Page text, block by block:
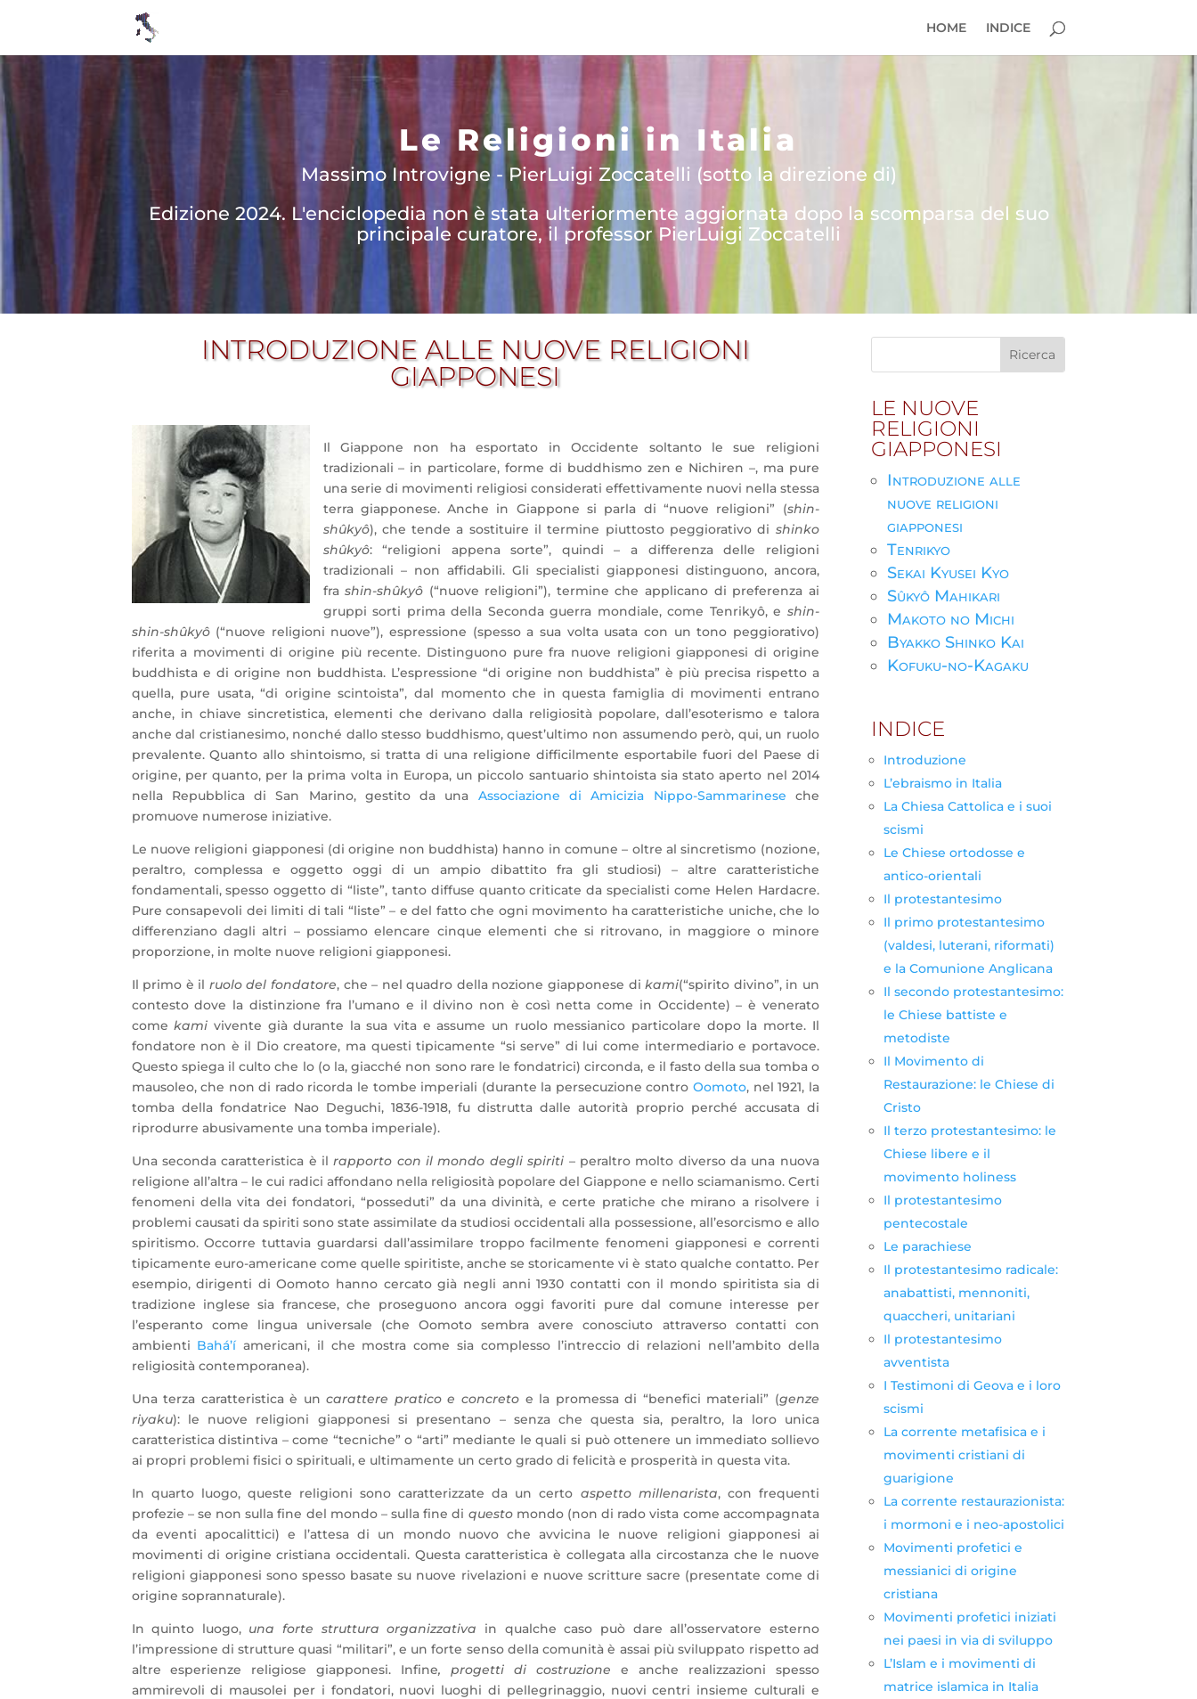
HOME INDICE
Le Religioni in Italia
Massimo Introvigne - PierLuigi Zoccatelli (sotto la direzione di)
Edizione 2024. L'enciclopedia non è stata ulteriormente aggiornata dopo la scomparsa del suo
principale curatore, il professor PierLuigi Zoccatelli
INTRODUZIONE ALLE NUOVE RELIGIONI
GIAPPONESI
Il Giappone non ha esportato in Occidente soltanto le sue religioni
tradizionali – in particolare, forme di buddhismo zen e Nichiren –, ma pure
una serie di movimenti religiosi considerati effettivamente nuovi nella stessa
terra giapponese. Anche in Giappone si parla di “nuove religioni” (shin-
shûkyô), che tende a sostituire il termine piuttosto peggiorativo di shinko
shûkyô: “religioni appena sorte”, quindi – a differenza delle religioni
tradizionali – non affidabili. Gli specialisti giapponesi distinguono, ancora,
frashin-shûkyô (“nuove religioni”), termine che applicano di preferenza ai
gruppisorti prima della Seconda guerra mondiale, come Tenrikyô, e shin-
shin-shûkyô(“nuove religioni nuove”), espressione (spesso a sua volta usata con un tono peggiorativo)
riferita a movimenti di origine più recente. Distinguono pure fra nuove religioni giapponesi di origine
buddhista e di origine non buddhista. L’espressione “di origine non buddhista” è più precisa rispetto a
quella, pure usata, “di origine scintoista”, dal momento che in questa famiglia di movimenti entrano
anche, in chiave sincretistica, elementi che derivano dalla religiosità popolare, dall’esoterismo e talora
anche dal cristianesimo, nonché dallo stesso buddhismo, quest’ultimo non assumendo però, qui, un ruolo
prevalente. Quanto allo shintoismo, si tratta di una religione difficilmente esportabile fuori del Paese di
origine, per quanto, per la prima volta in Europa, un piccolo santuario shintoista sia stato aperto nel 2014
nella Repubblica di San Marino, gestito da una Associazione di Amicizia Nippo-Sammarinese che
promuove numerose iniziative.
Le nuove religioni giapponesi (di origine non buddhista) hanno in comune – oltre al sincretismo (nozione,
peraltro, complessa e oggetto oggi di un ampio dibattito fra gli studiosi) – altre caratteristiche
fondamentali, spesso oggetto di “liste”, tanto diffuse quanto criticate da specialisti come Helen Hardacre.
Pure consapevoli dei limiti di tali “liste” – e del fatto che ogni movimento ha caratteristiche uniche, che lo
differenziano dagli altri – possiamo elencare cinque elementi che si ritrovano, in maggiore o minore
proporzione, in molte nuove religioni giapponesi.
Il primo è il ruolo del fondatore, che – nel quadro della nozione giapponese dikami(“spirito divino”, in un
contesto dove la distinzione fra l’umano e il divino non è così netta come in Occidente) – è venerato
comekami vivente già durante la sua vita e assume un ruolo messianico particolare dopo la morte. Il
fondatore non è il Dio creatore, ma questi tipicamente “si serve” di lui come intermediario e portavoce.
Questo spiega il culto che lo (o la, giacché non sono rare le fondatrici) circonda, e il fasto della sua tomba o
mausoleo, che non di rado ricorda le tombe imperiali (durante la persecuzione controOomoto, nel 1921, la
tomba della fondatrice Nao Deguchi, 1836-1918, fu distrutta dalle autorità proprio perché accusata di
riprodurre abusivamente una tomba imperiale).
Una seconda caratteristica è ilrapporto con il mondo degli spiriti – peraltro molto diverso da una nuova
religione all’altra – le cui radici affondano nella religiosità popolare del Giappone e nello sciamanismo. Certi
fenomeni della vita dei fondatori, “posseduti” da una divinità, e certe pratiche che mirano a risolvere i
problemi causati da spiriti sono state assimilate da studiosi occidentali alla possessione, all’esorcismo e allo
spiritismo. Occorre tuttavia guardarsi dall’assimilare troppo facilmente fenomeni giapponesi e correnti
tipicamente euro-americane come quelle spiritiste, anche se storicamente vi è stato qualche contatto. Per
esempio, dirigenti di Oomoto hanno cercato già negli anni 1930 contatti con il mondo spiritista sia di
tradizione inglese sia francese, che proseguono ancora oggi favoriti pure dal comune interesse per
l’esperanto come lingua universale (che Oomoto sembra avere conosciuto attraverso contatti con
ambienti Bahá’í americani, il che mostra come sia complesso l’intreccio di relazioni nell’ambito della
religiosità contemporanea).
Una terza caratteristica è uncarattere pratico e concretoe la promessa di “benefici materiali” (genze
riyaku): le nuove religioni giapponesi si presentano – senza che questa sia, peraltro, la loro unica
caratteristica distintiva – come “tecniche” o “arti” mediante le quali si può ottenere un immediato sollievo
ai propri problemi fisici o spirituali, e ultimamente un certo grado di felicità e prosperità in questa vita.
In quarto luogo, queste religioni sono caratterizzate da un certo aspetto millenarista, con frequenti
profezie – se non sulla fine del mondo – sulla fine di questomondo (non di rado vista come accompagnata
da eventi apocalittici) e l’attesa di un mondo nuovo che avvicina le nuove religioni giapponesi ai
movimenti di origine cristiana occidentali. Questa caratteristica è collegata alla circostanza che le nuove
religioni giapponesi sono spesso basate su nuove rivelazioni e nuove scritture sacre (presentate come di
origine soprannaturale).
In quinto luogo, una forte struttura organizzativa in qualche caso può dare all’osservatore esterno
l’impressione di strutture quasi “militari”, e un forte senso della comunità è assai più sviluppato rispetto ad
altre esperienze religiose giapponesi. Infine, progetti di costruzione e anche realizzazioni spesso
ammirevoli di mausolei per i fondatori, nuovi luoghi di pellegrinaggio, nuovi centri insieme culturali e
LE NUOVE
RELIGIONI
GIAPPONESI
Introduzione alle
nuove religioni
giapponesi
Tenrikyo
Sekai Kyusei Kyo
Sûkyô Mahikari
Makoto no Michi
Byakko Shinko Kai
Kofuku-no-Kagaku
INDICE
Introduzione
L’ebraismo in Italia
La Chiesa Cattolica e i suoi
scismi
Le Chiese ortodosse e
antico-orientali
Il protestantesimo
Il primo protestantesimo
(valdesi, luterani, riformati)
e la Comunione Anglicana
Il secondo protestantesimo:
le Chiese battiste e
metodiste
Il Movimento di
Restaurazione: le Chiese di
Cristo
Il terzo protestantesimo: le
Chiese libere e il
movimento holiness
Il protestantesimo
pentecostale
Le parachiese
Il protestantesimo radicale:
anabattisti, mennoniti,
quaccheri, unitariani
Il protestantesimo
avventista
I Testimoni di Geova e i loro
scismi
La corrente metafisica e i
movimenti cristiani di
guarigione
La corrente restaurazionista:
i mormoni e i neo-apostolici
Movimenti profetici e
messianici di origine
cristiana
Movimenti profetici iniziati
nei paesi in via di sviluppo
L’Islam e i movimenti di
matrice islamica in Italia